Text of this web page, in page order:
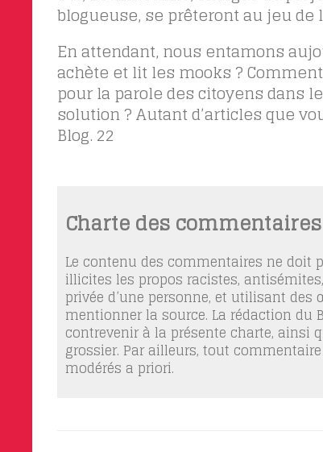
blogueuse, se prêteront au jeu de
En attendant, nous entamons
achète et lit les mooks ?
pour la parole des citoyens dans
solution ? Autant d’articles que
Blog. 22
Charte des commentaires
Le contenu des commentaires ne
illicites les propos racistes,
privée d’une personne, et utilisant
mentionner la source. La rédaction du
contrevenir à la présente charte,
grossier. Par ailleurs, tout
modérés a priori.